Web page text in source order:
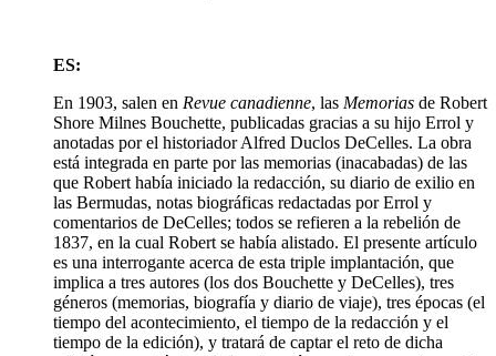
ES:
En 1903, salen en Revue canadienne, las Memorias de Robert
Shore Milnes Bouchette, publicadas gracias a su hijo Errol y
anotadas por el historiador Alfred Duclos DeCelles. La obra
está integrada en parte por las memorias (inacabadas) de las
que Robert había iniciado la redacción, su diario de exilio en
las Bermudas, notas biográficas redactadas por Errol y
comentarios de DeCelles; todos se refieren a la rebelión de
1837, en la cual Robert se había alistado. El presente artículo
es una interrogante acerca de esta triple implantación, que
implica a tres autores (los dos Bouchette y DeCelles), tres
géneros (memorias, biografía y diario de viaje), tres épocas (el
tiempo del acontecimiento, el tiempo de la redacción y el
tiempo de la edición), y tratará de captar el reto de dicha